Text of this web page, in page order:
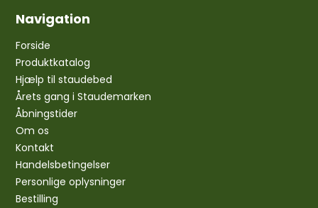
Navigation
Forside
Produktkatalog
Hjælp til staudebed
Årets gang i Staudemarken
Åbningstider
Om os
Kontakt
Handelsbetingelser
Personlige oplysninger
Bestilling